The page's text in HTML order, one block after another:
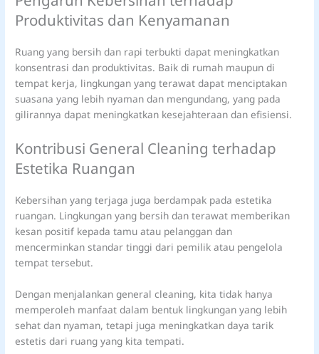
Produktivitas dan Kenyamanan
Ruang yang bersih dan rapi terbukti dapat meningkatkan
konsentrasi dan produktivitas. Baik di rumah maupun di
tempat kerja, lingkungan yang terawat dapat menciptakan
suasana yang lebih nyaman dan mengundang, yang pada
gilirannya dapat meningkatkan kesejahteraan dan efisiensi.
Kontribusi General Cleaning terhadap
Estetika Ruangan
Kebersihan yang terjaga juga berdampak pada estetika
ruangan. Lingkungan yang bersih dan terawat memberikan
kesan positif kepada tamu atau pelanggan dan
mencerminkan standar tinggi dari pemilik atau pengelola
tempat tersebut.
Dengan menjalankan general cleaning, kita tidak hanya
memperoleh manfaat dalam bentuk lingkungan yang lebih
sehat dan nyaman, tetapi juga meningkatkan daya tarik
estetis dari ruang yang kita tempati.